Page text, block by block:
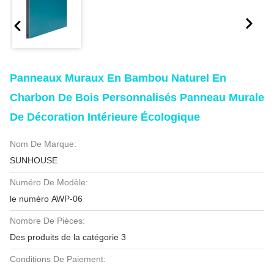
Panneaux Muraux En Bambou Naturel En
Charbon De Bois Personnalisés Panneau Murale
De Décoration Intérieure Écologique
Nom De Marque:
SUNHOUSE
Numéro De Modèle:
le numéro AWP-06
Nombre De Pièces:
Des produits de la catégorie 3
Conditions De Paiement: